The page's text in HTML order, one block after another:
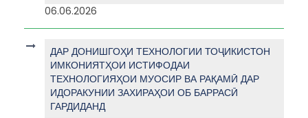
06.06.2026
ДАР ДОНИШГОҲИ ТЕХНОЛОГИИ ТОҶИКИСТОН
ИМКОНИЯТҲОИ ИСТИФОДАИ
ТЕХНОЛОГИЯҲОИ МУОСИР ВА РАҚАМӢ ДАР
ИДОРАКУНИИ ЗАХИРАҲОИ ОБ БАРРАСӢ
ГАРДИДАНД